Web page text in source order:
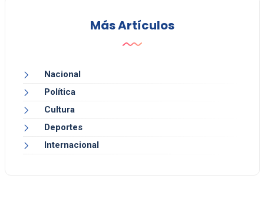
Más Artículos
Nacional
Política
Cultura
Deportes
Internacional